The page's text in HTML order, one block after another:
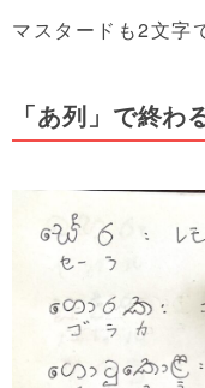
マスタードも2文字
「あ列」で終わ